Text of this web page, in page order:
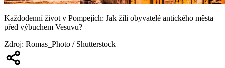
Každodenní život v Pompejích: Jak žili obyvatelé antického města
před výbuchem Vesuvu?
Zdroj: Romas_Photo / Shutterstock